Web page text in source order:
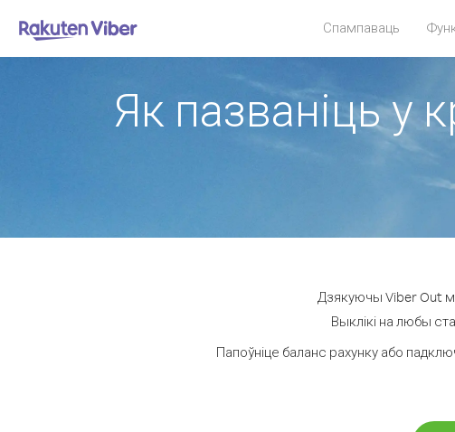
Спампаваць
Як пазваніць у
Дзякуючы Viber Out
Выклікі на любы
Папоўніце баланс рахунку або